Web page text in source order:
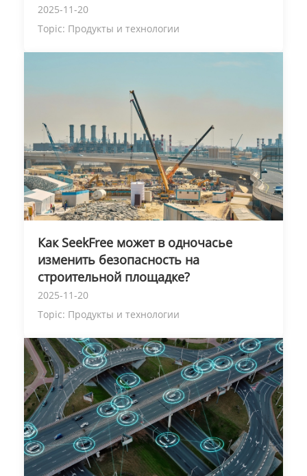
2025-11-20
Topic: Продукты и технологии
Как SeekFree может в одночасье
изменить безопасность на
строительной площадке?
2025-11-20
Topic: Продукты и технологии